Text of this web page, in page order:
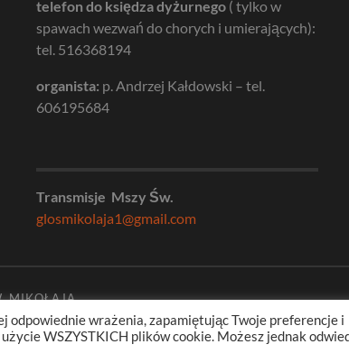
telefon do księdza dyżurnego ( tylko w
spawach wezwań do chorych i umierających):
tel. 516368194
organista: p. Andrzej Kałdowski – tel.
606195684
Transmisje Mszy Św.
glosmikolaja1@gmail.com
MIKOŁAJA
odpowiednie wrażenia, zapamiętując Twoje preferencje i
WSZYSTKICH plików cookie. Możesz jednak